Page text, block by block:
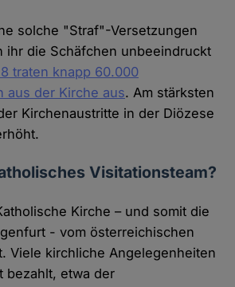
solche "Straf"-Versetzungen
ihr die Schäfchen unbeeindruckt
traten knapp 60.000
aus der Kirche aus. Am stärksten
Kirchenaustritte in der Diözese
Visitationsteam?
Kirche – und somit die
- vom österreichischen
Viele kirchliche Angelegenheiten
bezahlt, etwa der